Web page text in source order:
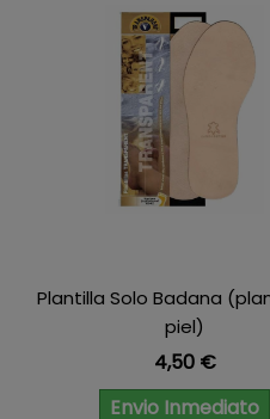
Plantilla Solo Badana
piel)
Precio
4,50 €
Envio Inmediato